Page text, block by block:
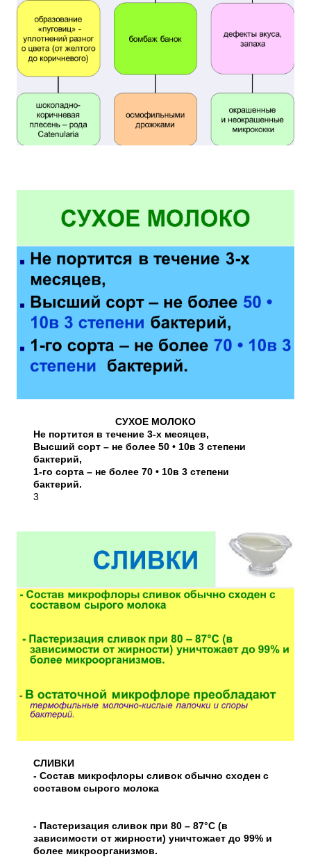
СУХОЕ МОЛОКО
Не портится в течение 3-х месяцев,
Высший сорт – не более 50 • 10в 3 степени
бактерий,
1-го сорта – не более 70 • 10в 3 степени
бактерий.
3
СЛИВКИ
- Состав микрофлоры сливок обычно сходен с
составом сырого молока
- Пастеризация сливок при 80 – 87°С (в
зависимости от жирности) уничтожает до 99% и
более микроорганизмов.